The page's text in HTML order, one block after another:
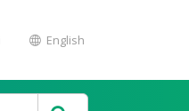
English